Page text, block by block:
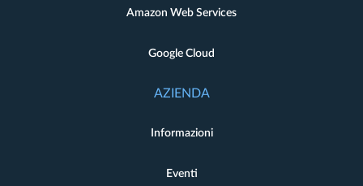
Amazon Web Services
Google Cloud
AZIENDA
Informazioni
Eventi